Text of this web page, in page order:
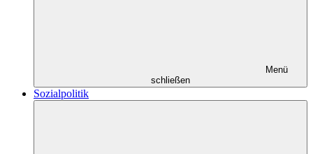
Menü
schließen
Sozialpolitik